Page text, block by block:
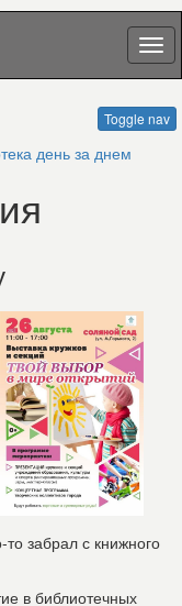
Toggle nav
день за днем
то забрал с книжного
в библиотечных